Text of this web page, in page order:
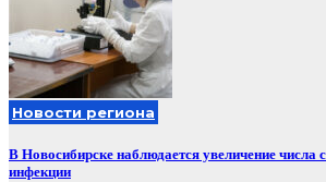
Новости региона
В Новосибирске наблюдается увеличение числа
инфекции